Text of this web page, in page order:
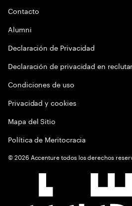
Contacto
Alumni
Declaración de Privacidad
Declaración de privacidad en
Condiciones de uso
Privacidad y cookies
Mapa del Sitio
Política de Meritocracia
©2026 Accenture todos los derechos